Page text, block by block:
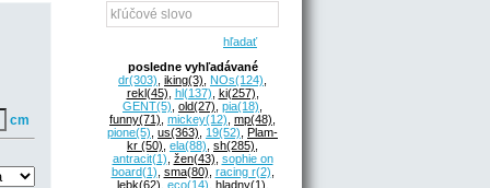
cm
hľadať
posledne vyhľadávané
dr(303) iking(3) NOs(124)
rekl(45) hl(137) ki(257)
GENT(5) old(27) pia(18)
funny(71) mickey(12) mp(48)
pione(5) us(363) 19(52) Plam-
kr (50) ela(88) sh(285)
antracit(1) žen(43) sophie on
board(1) sma(80) racing r(2)
lebk(62) eco(14) hladny(1)